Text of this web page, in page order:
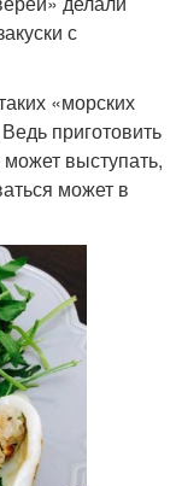
с
«морских
приготовить
выступать,
может в